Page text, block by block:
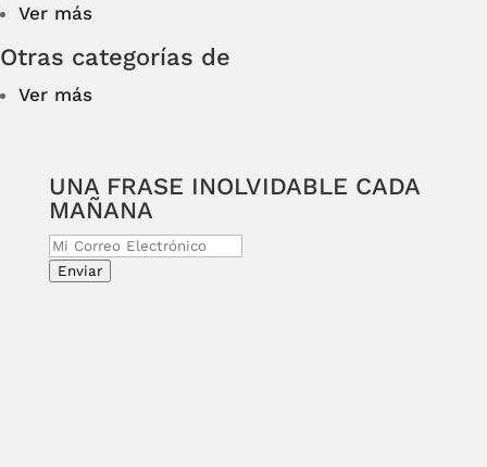
Ver más
Otras categorías de
Ver más
UNA FRASE INOLVIDABLE CADA
MAÑANA
Enviar